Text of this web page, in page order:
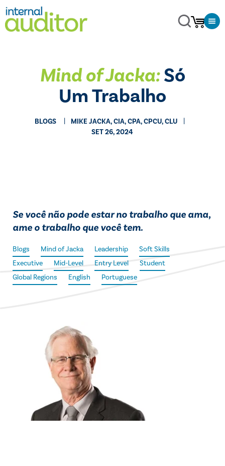
Mind of Jacka:Só
Um Trabalho
BLOGS
MIKE JACKA, CIA, CPA, CPCU, CLU
SET 26, 2024
Se você não pode estar no trabalho que ama,
ame o trabalho que você tem.
Blogs Mind of Jacka Leadership
Soft Skills
Executive
Mid-Level Entry Level
Student
Global Regions
English Portuguese